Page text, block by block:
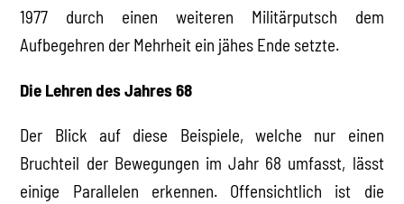
1977 durch einen weiteren Militärputsch dem
Aufbegehren der Mehrheit ein jähes Ende setzte.
Die Lehren des Jahres 68
Der Blick auf diese Beispiele, welche nur einen
Bruchteil der Bewegungen im Jahr 68 umfasst, lässt
einige Parallelen erkennen. Offensichtlich ist die